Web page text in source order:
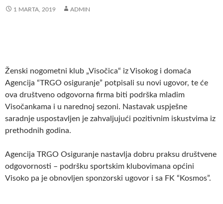
1 MARTA, 2019 ADMIN
Ženski nogometni klub „Visočica“ iz Visokog i domaća
Agencija “TRGO osiguranje” potpisali su novi ugovor, te će
ova društveno odgovorna firma biti podrška mladim
Visočankama i u narednoj sezoni. Nastavak uspješne
saradnje uspostavljen je zahvaljujući pozitivnim iskustvima iz
prethodnih godina.
Agencija TRGO Osiguranje nastavlja dobru praksu društvene
odgovornosti – podršku sportskim klubovimana općini
Visoko pa je obnovljen sponzorski ugovor i sa FK “Kosmos”.